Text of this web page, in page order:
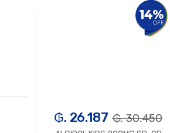
14%
OFF
₲. 26.187 ₲. 30.450